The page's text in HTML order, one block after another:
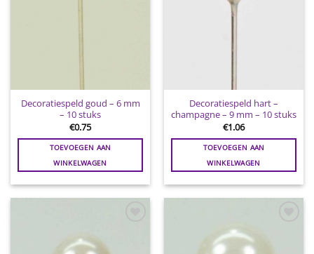
Decoratiespeld goud – 6 mm
– 10 stuks
€0.75
TOEVOEGEN AAN
WINKELWAGEN
Decoratiespeld hart –
champagne – 9 mm – 10 stuks
€1.06
TOEVOEGEN AAN
WINKELWAGEN
wenslijst